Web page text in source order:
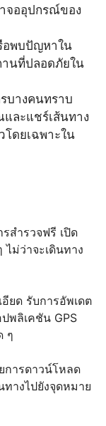
จออุปกรณ์ของ
อพบปัญหาใน
านที่ปลอดภัยใน
บางคนทราบ
ละแชร์เส้นทาง
ดยเฉพาะใน
สำรวจฟรี เปิด
ม่ว่าจะเดินทาง
ยด รับการอัพเดต
พลิเคชัน GPS
ๆ
การดาวน์โหลด
างไปยังจุดหมาย